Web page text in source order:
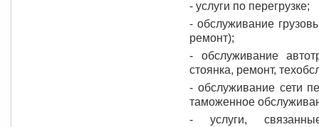
- услуги по перегрузке;
- обслуживание
ремонт);
- обслуживание
стоянка, ремонт,
- обслуживание сети
таможенное
- услуги,